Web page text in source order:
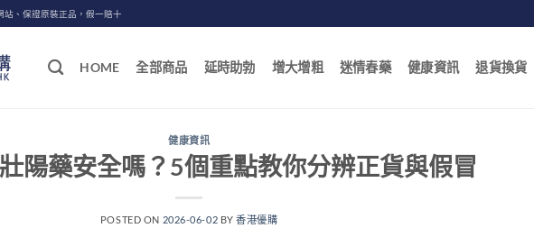
站、保證原裝正品，假一賠十
HOME 全部商品 延時助勃 增大增粗 迷情春藥 健康資訊 退貨換貨
健康資訊
陽藥安全嗎？5個重點教你分辨正貨與假冒
POSTED ON 2026-06-02 BY香港優購